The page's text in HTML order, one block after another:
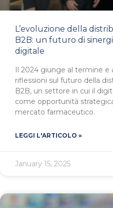
L’evoluzione della
B2B: un futuro di
digitale
Il 2024 giunge al termine e
riflessioni sul futuro della
B2B, un settore in cui il
come opportunità
mercato farmaceutico.
LEGGI L'ARTICOLO »
January 15, 2025